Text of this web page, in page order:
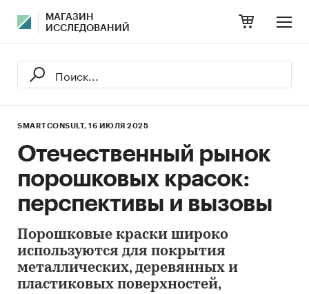
МАГАЗИН
ИССЛЕДОВАНИЙ
SMARTCONSULT, 16 ИЮЛЯ 2025
Отечественный рынок
порошковых красок:
перспективы и вызовы
Порошковые краски широко
используются для покрытия
металлических, деревянных и
пластиковых поверхностей,